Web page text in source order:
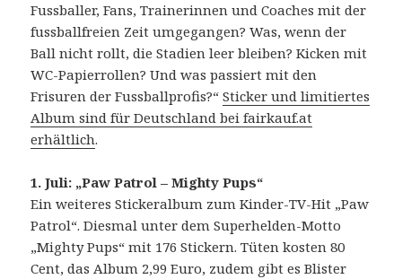
Fussballer, Fans, Trainerinnen und Coaches mit der
fussballfreien Zeit umgegangen? Was, wenn der
Ball nicht rollt, die Stadien leer bleiben? Kicken mit
WC-Papierrollen? Und was passiert mit den
Frisuren der Fussballprofis?“Sticker und limitiertes
Album sind für Deutschland bei fairkauf.at
erhältlich.
1. Juli: „Paw Patrol – Mighty Pups“
Ein weiteres Stickeralbum zum Kinder-TV-Hit „Paw
Patrol“. Diesmal unter dem Superhelden-Motto
„Mighty Pups“ mit 176 Stickern. Tüten kosten 80
Cent, das Album 2,99 Euro, zudem gibt es Blister